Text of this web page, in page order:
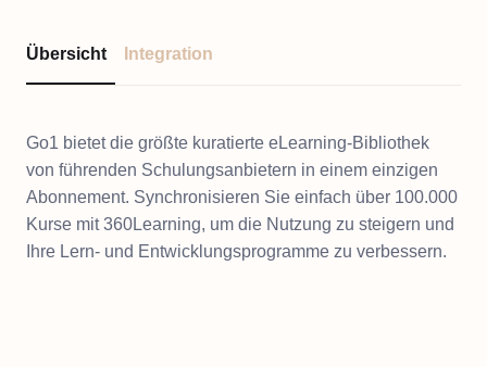
Übersicht Integration
Go1 bietet die größte kuratierte eLearning-Bibliothek
von führenden Schulungsanbietern in einem einzigen
Abonnement. Synchronisieren Sie einfach über 100.000
Kurse mit 360Learning, um die Nutzung zu steigern und
Ihre Lern- und Entwicklungsprogramme zu verbessern.